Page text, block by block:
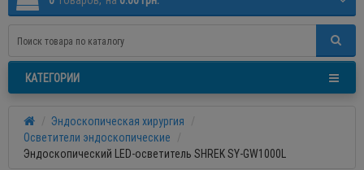
КАТЕГОРИИ
Эндоскопическая хирургия
Осветители эндоскопические
Эндоскопический LED-осветитель SHREK SY-GW1000L